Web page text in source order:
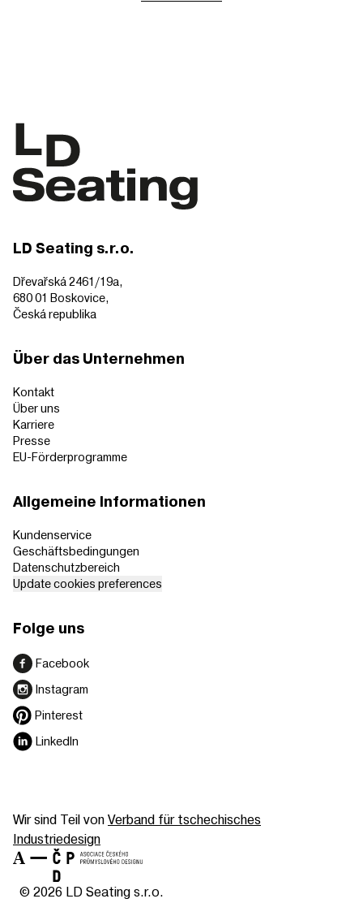
LD Seating s.r.o.
Dřevařská 2461/19a,
680 01 Boskovice,
Česká republika
Über das Unternehmen
Kontakt
Über uns
Karriere
Presse
EU-Förderprogramme
Allgemeine Informationen
Kundenservice
Geschäftsbedingungen
Datenschutzbereich
Update cookies preferences
Folge uns
Facebook
Instagram
Pinterest
LinkedIn
Wir sind Teil vonVerband für tschechisches
Industriedesign
© 2026 LD Seating s.r.o.